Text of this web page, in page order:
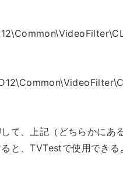
て、上記（どちらかにあ
と、TVTestで使用できる